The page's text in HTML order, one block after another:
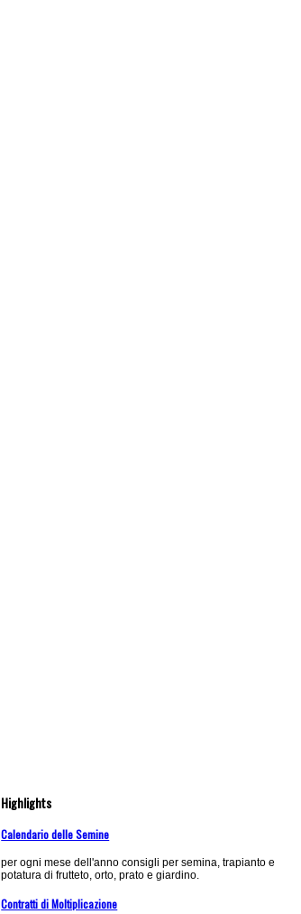
Highlights
Calendario delle Semine
per ogni mese dell'anno consigli per semina, trapianto e
potatura di frutteto, orto, prato e giardino.
Contratti di Moltiplicazione